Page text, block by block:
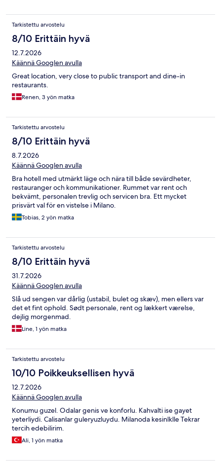
Tarkistettu arvostelu
8/10 Erittäin hyvä
12.7.2026
Käännä Googlen avulla
Great location, very close to public transport and dine-in
restaurants.
Renen, 3 yön matka
Tarkistettu arvostelu
8/10 Erittäin hyvä
8.7.2026
Käännä Googlen avulla
Bra hotell med utmärkt läge och nära till både sevärdheter,
restauranger och kommunikationer. Rummet var rent och
bekvämt, personalen trevlig och servicen bra. Ett mycket
prisvärt val för en vistelse i Milano.
Tobias, 2 yön matka
Tarkistettu arvostelu
8/10 Erittäin hyvä
31.7.2026
Käännä Googlen avulla
Slå ud sengen var dårlig (ustabil, bulet og skæv), men ellers var
det et fint ophold. Sødt personale, rent og lækkert værelse,
dejlig morgenmad.
Line, 1 yön matka
Tarkistettu arvostelu
10/10 Poikkeuksellisen hyvä
12.7.2026
Käännä Googlen avulla
Konumu guzel. Odalar genis ve konforlu. Kahvalti ise gayet
yeterliydi. Calisanlar guleryuzluydu. Milanoda kesinlklle Tekrar
tercih edebilirim.
Ali, 1 yön matka